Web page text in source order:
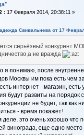
: 17 Февраля 2014, 20:38:11 »
Свивальнева от 17
серьёзный конкурент
не вражда
я понимаю, после
Москвы им пока есть чем
интернет - магазин,
будут развиты на
не будет, так как
- время покажет!
деле, это очень хорошо что
винограда, еще одно место